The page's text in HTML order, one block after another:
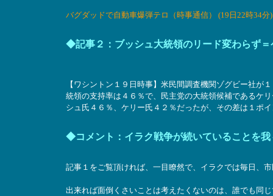
バグダッドで自動車爆弾テロ（時事通信） (19日22時34分)
◆記事２：ブッシュ大統領のリード変わらず
【ワシントン１９日時事】米民間調査機関ゾグビー社が
統領の支持率は４６％で、民主党の大統領候補であるケ
シュ氏４６％、ケリー氏４２％だったが、その差は１ポ
◆コメント：イラク戦争が続いていることを
記事１をご覧頂ければ、一目瞭然で、イラクでは毎日、
出来れば面倒くさいことは考えたくないのは、誰でも同